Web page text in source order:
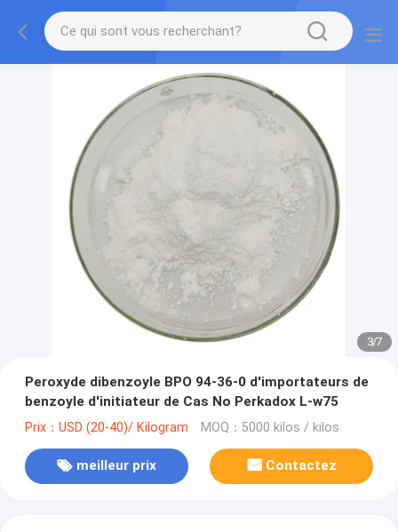
3/7
Peroxyde dibenzoyle BPO 94-36-0 d'importateurs de
benzoyle d'initiateur de Cas No Perkadox L-w75
Prix：USD (20-40)/ Kilogram MOQ：5000 kilos / kilos
meilleur prix Contactez